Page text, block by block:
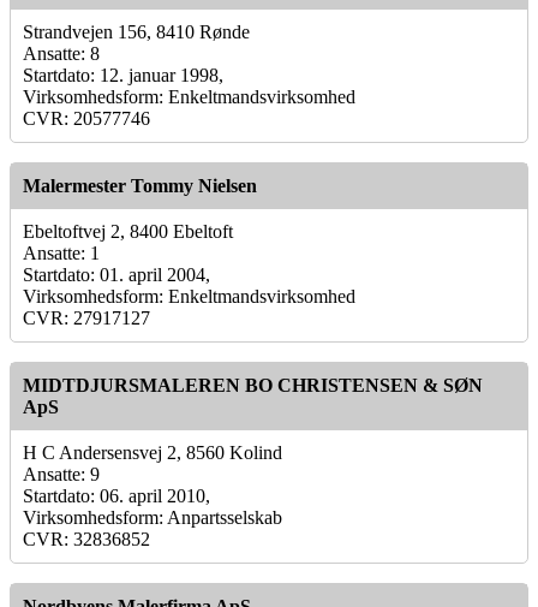
Strandvejen 156, 8410 Rønde
Ansatte: 8
Startdato: 12. januar 1998,
Virksomhedsform: Enkeltmandsvirksomhed
CVR: 20577746
Malermester Tommy Nielsen
Ebeltoftvej 2, 8400 Ebeltoft
Ansatte: 1
Startdato: 01. april 2004,
Virksomhedsform: Enkeltmandsvirksomhed
CVR: 27917127
MIDTDJURSMALEREN BO CHRISTENSEN & SØN
ApS
H C Andersensvej 2, 8560 Kolind
Ansatte: 9
Startdato: 06. april 2010,
Virksomhedsform: Anpartsselskab
CVR: 32836852